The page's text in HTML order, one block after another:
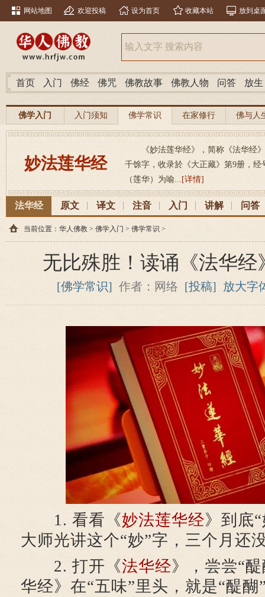
网站地图 欢迎投稿 设为首页 收藏本站 放到桌
首页 入门 佛经 佛咒 佛教故事 佛教人物 问答 放生
佛学入门 入门须知 佛学常识 在家修行 佛与人
妙法莲华经
《妙法莲华经》，简称《法华经
千馀字，收录於《大正藏》第9册，经
（莲华）为喻... [详情]
法华经 原文 译文 注音 入门 讲解 问答
当前位置： 华人佛教 > 佛学入门 > 佛学常识 >
无比殊胜！读诵《法华经
[佛学常识] 作者：网络 [投稿] 放大字
1. 看看《妙法莲华经》到底
大师光讲这个“妙”字，三个月还
2. 打开《法华经》，尝尝“
华经》在“五味”里头，就是“醍醐